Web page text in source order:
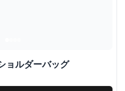
ョルダーバッグ